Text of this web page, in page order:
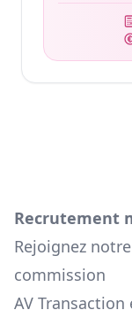
Recrutement
Rejoignez
commission
AV Transaction